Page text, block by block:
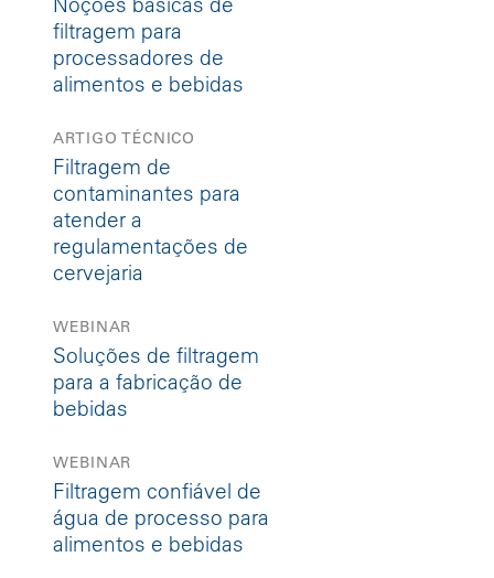
filtragem para
processadores de
alimentos e bebidas
ARTIGO TÉCNICO
Filtragem de
contaminantes para
atender a
regulamentações de
cervejaria
WEBINAR
Soluções de filtragem
para a fabricação de
bebidas
WEBINAR
Filtragem confiável de
água de processo para
alimentos e bebidas